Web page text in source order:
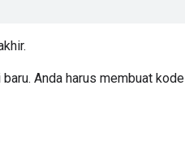
Anda harus membuat kode